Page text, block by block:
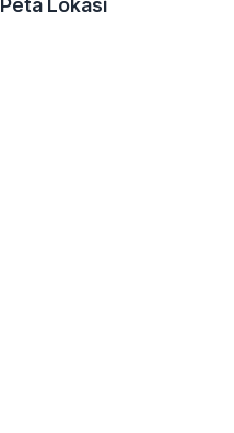
Peta Lokasi